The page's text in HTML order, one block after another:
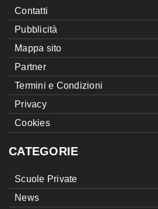
Contatti
Pubblicità
Mappa sito
Partner
Termini e Condizioni
Privacy
Cookies
CATEGORIE
Scuole Private
News